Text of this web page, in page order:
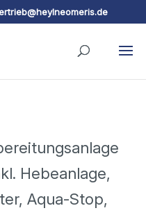
Hebeanlage,
Aqua-Stop,